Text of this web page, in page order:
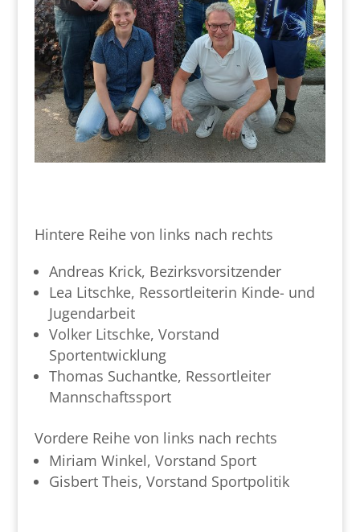
Hintere Reihe von links nach rechts
Andreas Krick, Bezirksvorsitzender
Lea Litschke, Ressortleiterin Kinde- und
Jugendarbeit
Volker Litschke, Vorstand
Sportentwicklung
Thomas Suchantke, Ressortleiter
Mannschaftssport
Vordere Reihe von links nach rechts
Miriam Winkel, Vorstand Sport
Gisbert Theis, Vorstand Sportpolitik